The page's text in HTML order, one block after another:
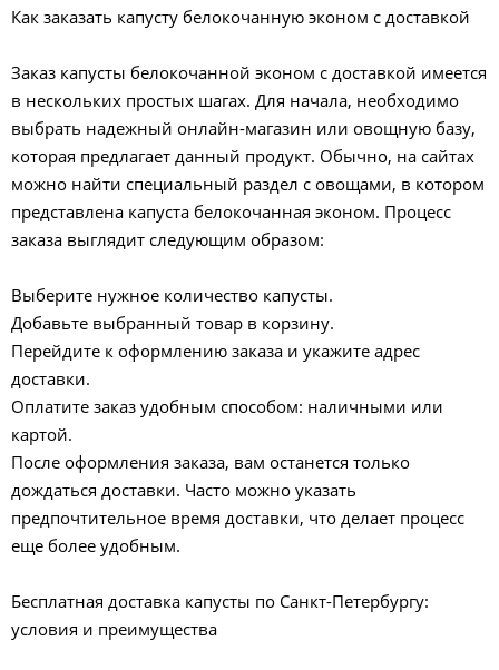
Как заказать капусту белокочанную эконом с доставкой
Заказ капусты белокочанной эконом с доставкой имеется
в нескольких простых шагах. Для начала, необходимо
выбрать надежный онлайн-магазин или овощную базу,
которая предлагает данный продукт. Обычно, на сайтах
можно найти специальный раздел с овощами, в котором
представлена капуста белокочанная эконом. Процесс
заказа выглядит следующим образом:
Выберите нужное количество капусты.
Добавьте выбранный товар в корзину.
Перейдите к оформлению заказа и укажите адрес
доставки.
Оплатите заказ удобным способом: наличными или
картой.
После оформления заказа, вам останется только
дождаться доставки. Часто можно указать
предпочтительное время доставки, что делает процесс
еще более удобным.
Бесплатная доставка капусты по Санкт-Петербургу:
условия и преимущества